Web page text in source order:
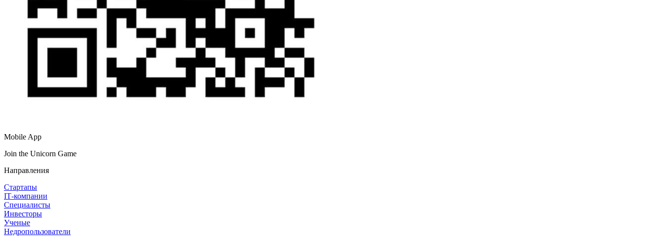
Mobile App
Join the Unicorn Game
Направления
Стартапы
IT‑компании
Специалисты
Инвесторы
Ученые
Недропользователи